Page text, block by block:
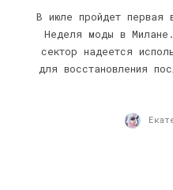
В июле пройдет первая
Неделя моды в
сектор надеется
для восстановления